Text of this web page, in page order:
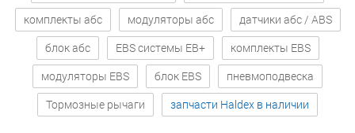
комплекты абс
модуляторы абс
датчики абс / ABS
блок абс
EBS системы EB+
комплекты EBS
модуляторы EBS
блок EBS
пневмоподвеска
Тормозные рычаги
запчасти Haldex в наличии